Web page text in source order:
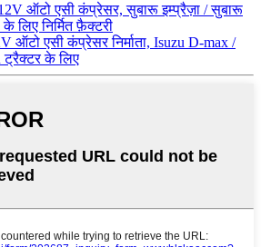
ऑटो एसी कंप्रेसर, सुबारू इम्प्रैज़ा / सुबारू
लिए निर्मित फ़ैक्टरी
ऑटो एसी कंप्रेसर निर्माता, Isuzu D-max /
ट्रैक्टर के लिए